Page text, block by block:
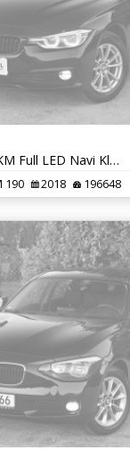
BMW 320D 190KM Full LED Navi Klimatronic Serwis ASO Bezwypadkowa HAK
190 2018 196648